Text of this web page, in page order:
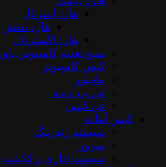
هارد اینترنال
هارد بنفش
هارد اکسترنال
منبع تغذیه کامپیوتر، پاور
کیس کامپیوتر
مانیتور
فن پردازنده
فن کیس
کیس آماده
سیستم رندرینگ
سرور
سیستم‌ اداری و کلاینت